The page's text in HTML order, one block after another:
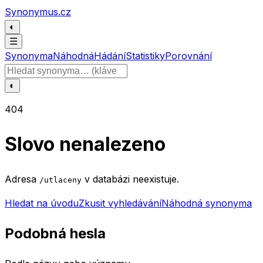
Přeskočit na obsah
Synonymus.cz
◐
☰
SynonymaNáhodnáHádáníStatistikyPorovnání
Hledat slovo
◐
404
Slovo nenalezeno
Adresa /utlaceny v databázi neexistuje.
Hledat na úvoduZkusit vyhledáváníNáhodná synonyma
Podobná hesla